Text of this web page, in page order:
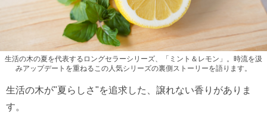
生活の木の夏を代表するロングセラーシリーズ、「ミント＆レモン」。時流を汲
みアップデートを重ねるこの人気シリーズの裏側ストーリーを語ります。
生活の木が"夏らしさ"を追求した、譲れない香りがありま
す。